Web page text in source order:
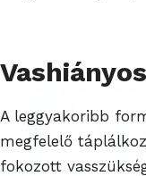
A leggyakoribb
megfelelő
fokozott